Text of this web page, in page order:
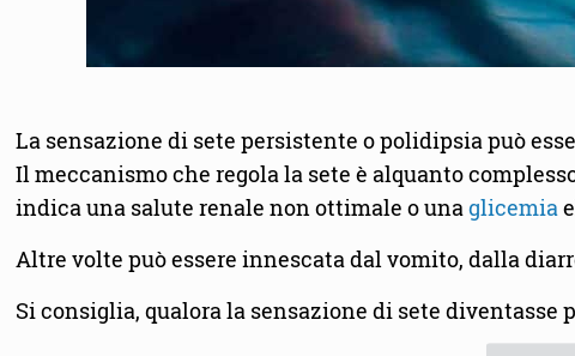
La sensazione di sete persistente o polidipsia può
Il meccanismo che regola la sete è alquanto
indica una salute renale non ottimale o unaglicemia
Altre volte può essere innescata dal vomito, dalla
Si consiglia, qualora la sensazione di sete